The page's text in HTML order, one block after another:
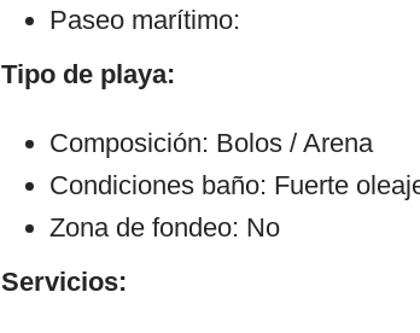
Paseo marítimo:
Tipo de playa:
Composición: Bolos / Arena
Condiciones baño: Fuerte
Zona de fondeo: No
Servicios: